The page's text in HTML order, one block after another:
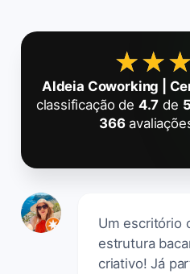
Aldeia Coworking |
classificação de 4.7 de 5
366
Um escritório
estrutura
criativo! Já